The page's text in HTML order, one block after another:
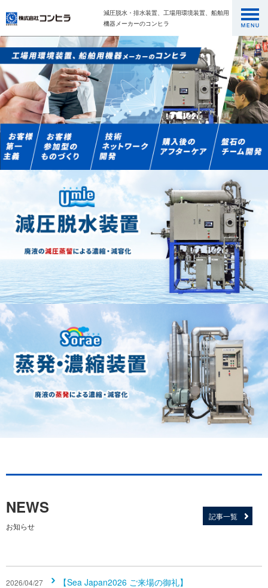
減圧脱水・排水装置、工場用環境装置、船舶用
機器メーカーのコンヒラ
NEWS
お知らせ
記事一覧
2026/04/27 【Sea Japan2026 ご来場の御礼】